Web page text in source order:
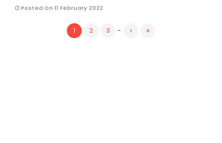
Posted On 11 February 2022
1 2 3 - › »